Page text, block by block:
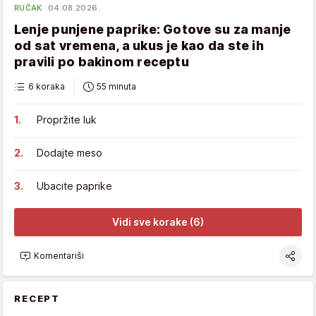
RUČAK 04.08.2026.
Lenje punjene paprike: Gotove su za manje
od sat vremena, a ukus je kao da ste ih
pravili po bakinom receptu
6 koraka 55 minuta
Propržite luk
Dodajte meso
Ubacite paprike
Vidi sve korake (6)
Komentariši
RECEPT